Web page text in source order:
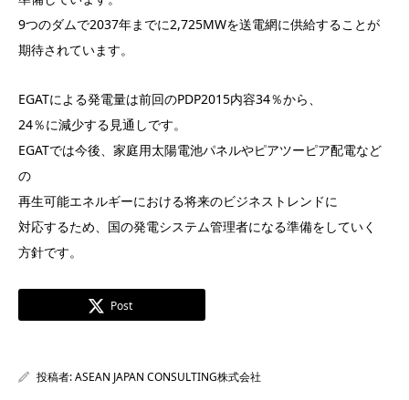
9つのダムで2037年までに2,725MWを送電網に供給することが
期待されています。
EGATによる発電量は前回のPDP2015内容34％から、
24％に減少する見通しです。
EGATでは今後、家庭用太陽電池パネルやピアツーピア配電など
の
再生可能エネルギーにおける将来のビジネストレンドに
対応するため、国の発電システム管理者になる準備をしていく
方針です。
Post
投稿者:ASEAN JAPAN CONSULTING株式会社